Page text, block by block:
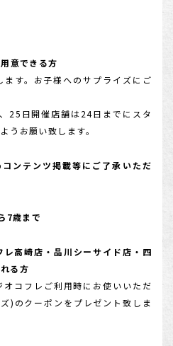
意できる方
す。お子様へのサプライズにご
25日開催店舗は24日までにスタ
うお願い致します。
ンテンツ掲載等にご了承いただ
7歳まで
高崎店・品川シーサイド店・四
る方
コフレご利用時にお使いいただ
)のクーポンをプレゼント致しま